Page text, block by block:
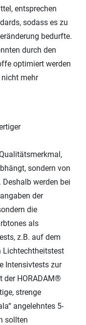
entsprechen
sodass es zu
bedurfte.
durch den
optimiert werden
mehr
sondern von
werden bei
der
die
als
z.B. auf dem
Lichtechtheitstest
Intensivtests zur
der HORADAM®
strenge
angelehntes 5-
sollten